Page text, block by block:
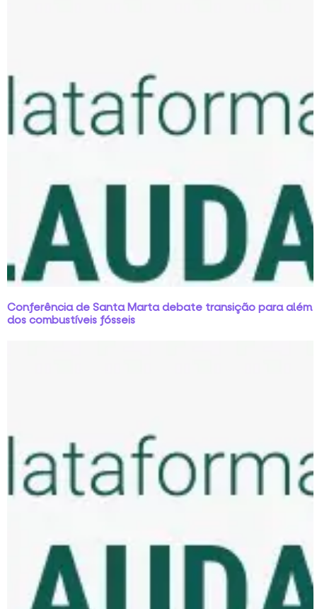
Conferência de Santa Marta debate transição para além
dos combustíveis fósseis